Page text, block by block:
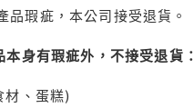
瑕疵，本公司接受退貨。
身有瑕疵外，不接受退貨：
、蛋糕)